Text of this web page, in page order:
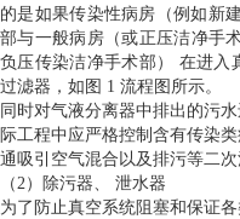
的是如果传染性病房（例如新
部与一般病房（或正压洁净手
负压传染洁净手术部） 在进入
过滤器，如图 1 流程图所示。
同时对气液分离器中排出的污
际工程中应严格控制含有传染
通吸引空气混合以及排污等二
（2）除污器、 泄水器
为了防止真空系统阻塞和保证